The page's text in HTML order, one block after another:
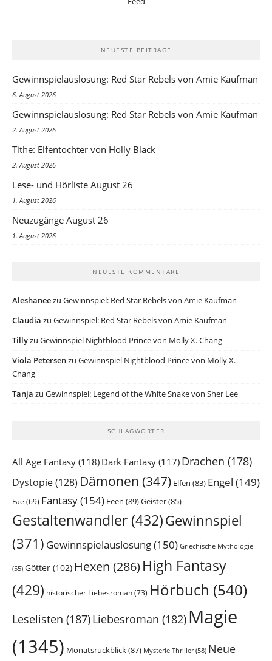
NEUESTE BEITRÄGE
Gewinnspielauslosung: Red Star Rebels von Amie Kaufman
6. August 2026
Gewinnspielauslosung: Red Star Rebels von Amie Kaufman
2. August 2026
Tithe: Elfentochter von Holly Black
2. August 2026
Lese- und Hörliste August 26
1. August 2026
Neuzugänge August 26
1. August 2026
NEUESTE KOMMENTARE
Aleshaneezu Gewinnspiel: Red Star Rebels von Amie Kaufman
Claudia zu Gewinnspiel: Red Star Rebels von Amie Kaufman
Tillyzu Gewinnspiel Nightblood Prince von Molly X. Chang
Viola Petersenzu Gewinnspiel Nightblood Prince von Molly X.
Chang
Tanja zu Gewinnspiel: Legend of the White Snake von Sher Lee
SCHLAGWÖRTER
All Age Fantasy (118) Dark Fantasy (117) Drachen (178)
Dystopie(128) Dämonen (347) Elfen (83) Engel (149)
Fae (69) Fantasy(154) Feen (89)Geister(85)
Gestaltenwandler (432)Gewinnspiel
(371) Gewinnspielauslosung(150) Griechische Mythologie
(55) Götter (102) Hexen (286) High Fantasy
(429) historischer Liebesroman(73) Hörbuch (540)
Leselisten (187)Liebesroman (182) Magie
(1345) Monatsrückblick(87) Mysterie Thriller(58) Neue